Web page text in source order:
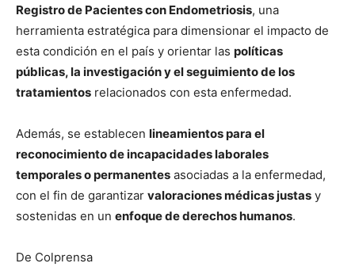
Registro de Pacientes con Endometriosis, una
herramienta estratégica para dimensionar el impacto de
esta condición en el país y orientar las políticas
públicas, la investigación y el seguimiento de los
tratamientos relacionados con esta enfermedad.
Además, se establecen lineamientos para el
reconocimiento de incapacidades laborales
temporales o permanentes asociadas a la enfermedad,
con el fin de garantizar valoraciones médicas justas y
sostenidas en un enfoque de derechos humanos.
De Colprensa